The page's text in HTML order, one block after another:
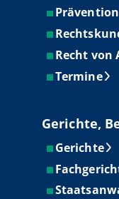
Prävention
Recht von
Termine
Gerichte,
Gerichte